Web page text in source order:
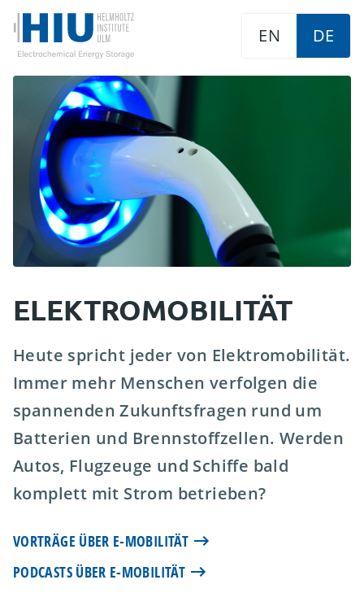
EN DE
ELEKTROMOBILITÄT
Heute spricht jeder von Elektromobilität.
Immer mehr Menschen verfolgen die
spannenden Zukunftsfragen rund um
Batterien und Brennstoffzellen. Werden
Autos, Flugzeuge und Schiffe bald
komplett mit Strom betrieben?
VORTRÄGE ÜBER E-MOBILITÄT
PODCASTS ÜBER E-MOBILITÄT